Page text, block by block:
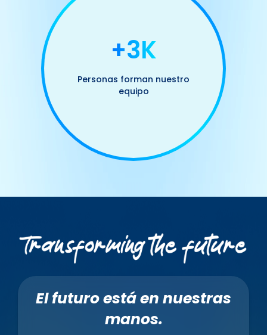
+3K
Personas forman nuestro
equipo
El futuro está en nuestras
manos.